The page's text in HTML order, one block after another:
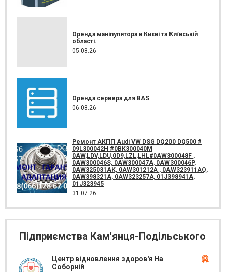
Оренда маніпулятора в Києві та Київській
області.
05.08.26
Оренда сервера для BAS
06.08.26
Ремонт АКПП Audi VW DSG DQ200 DQ500 #
09L300042H #0BK300040M
0AW,LDV,LDU,0D9,LZL,LHL#0AW300048F ,
0AW300046S, 0AW300047A, 0AW300046P,
0AW325031AK, 0AW301212A , 0AW323911AQ,
0AW398321A, 0AW323257A, 01J398941A,
01J323945
31.07.26
Підприємства Кам'янця-Подільського
Центр відновлення здоров'я На
Соборній